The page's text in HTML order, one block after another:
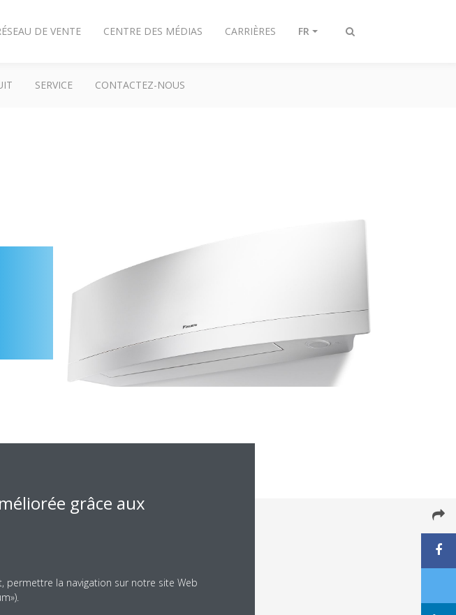
Afficher/masquer
DE VENTE CENTRE DES MÉDIAS CARRIÈRES FR
SERVICE CONTACTEZ-NOUS
grâce aux
permettre la navigation sur notre site Web